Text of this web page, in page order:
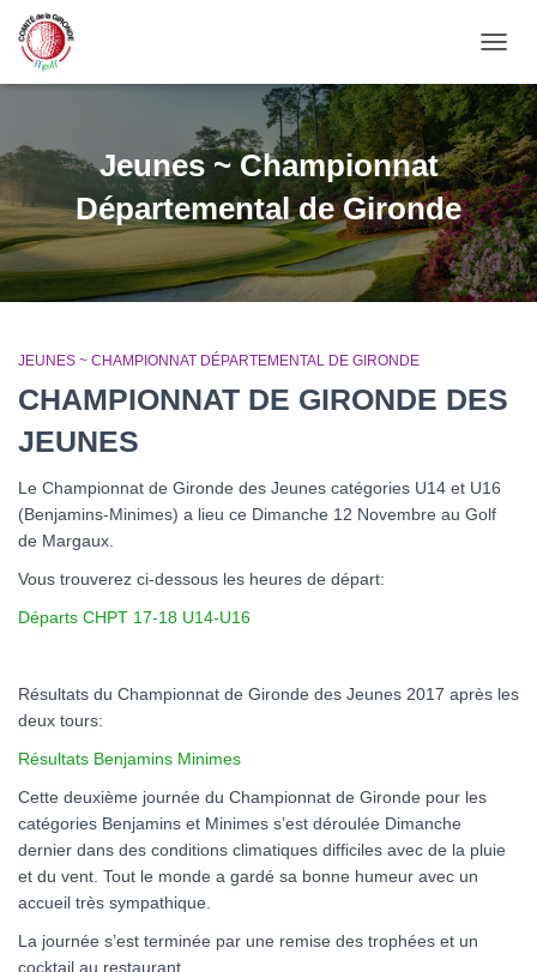
Jeunes ~ Championnat
Départemental de Gironde
JEUNES ~ CHAMPIONNAT DÉPARTEMENTAL DE GIRONDE
CHAMPIONNAT DE GIRONDE DES
JEUNES
Le Championnat de Gironde des Jeunes catégories U14 et U16
(Benjamins-Minimes) a lieu ce Dimanche 12 Novembre au Golf
de Margaux.
Vous trouverez ci-dessous les heures de départ:
Départs CHPT 17-18 U14-U16
Résultats du Championnat de Gironde des Jeunes 2017 après les
deux tours:
Résultats Benjamins Minimes
Cette deuxième journée du Championnat de Gironde pour les
catégories Benjamins et Minimes s’est déroulée Dimanche
dernier dans des conditions climatiques difficiles avec de la pluie
et du vent. Tout le monde a gardé sa bonne humeur avec un
accueil très sympathique.
La journée s’est terminée par une remise des trophées et un
cocktail au restaurant.